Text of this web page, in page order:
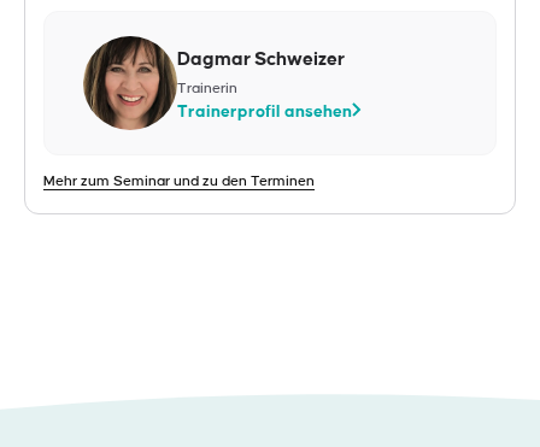
Dagmar Schweizer
Trainerin
Trainerprofil ansehen
Mehr zum Seminar und zu den Terminen